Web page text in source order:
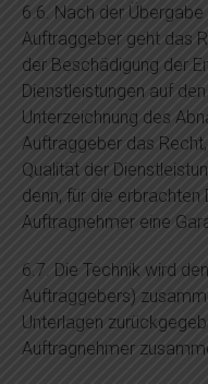
6.6. Nach der
Auftraggeber geht das
der Beschädigung der
Dienstleistungen auf
Unterzeichnung des
Auftraggeber das
Qualität der
denn, für die
Auftragnehmer eine
6.7. Die Technik wird
Auftraggebers)
Unterlagen
Auftragnehmer